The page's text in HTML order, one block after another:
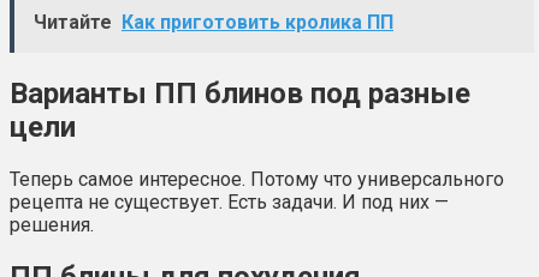
Читайте Как приготовить кролика ПП
Варианты ПП блинов под разные
цели
Теперь самое интересное. Потому что универсального
рецепта не существует. Есть задачи. И под них —
решения.